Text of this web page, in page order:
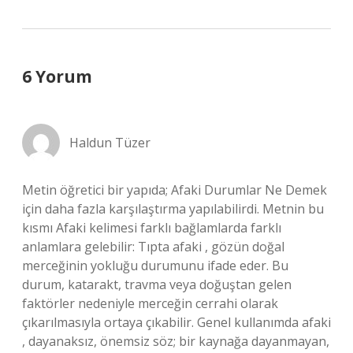
6 Yorum
Haldun Tüzer
Metin öğretici bir yapıda; Afaki Durumlar Ne Demek
için daha fazla karşılaştırma yapılabilirdi. Metnin bu
kısmı Afaki kelimesi farklı bağlamlarda farklı
anlamlara gelebilir: Tıpta afaki , gözün doğal
merceğinin yokluğu durumunu ifade eder. Bu
durum, katarakt, travma veya doğuştan gelen
faktörler nedeniyle merceğin cerrahi olarak
çıkarılmasıyla ortaya çıkabilir. Genel kullanımda afaki
, dayanaksız, önemsiz söz; bir kaynağa dayanmayan,